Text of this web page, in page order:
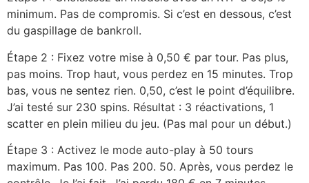
minimum. Pas de compromis. Si c’est en dessous, c’est
du gaspillage de bankroll.
Étape 2 : Fixez votre mise à 0,50 € par tour. Pas plus,
pas moins. Trop haut, vous perdez en 15 minutes. Trop
bas, vous ne sentez rien. 0,50, c’est le point d’équilibre.
J’ai testé sur 230 spins. Résultat : 3 réactivations, 1
scatter en plein milieu du jeu. (Pas mal pour un début.)
Étape 3 : Activez le mode auto-play à 50 tours
maximum. Pas 100. Pas 200. 50. Après, vous perdez le